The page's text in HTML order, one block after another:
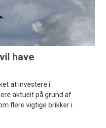
have
at investere i
aktuelt på grund af
flere vigtige brikker i